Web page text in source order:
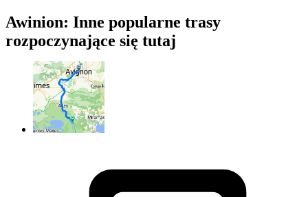
Awinion: Inne popularne trasy
rozpoczynające się tutaj